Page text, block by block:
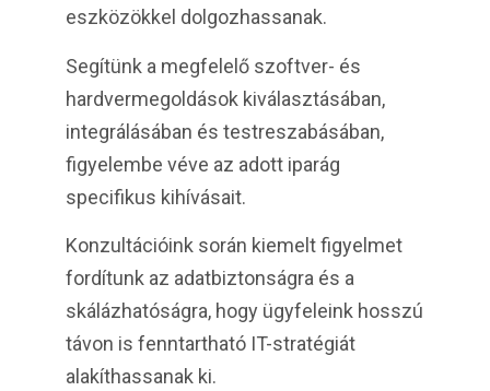
eszközökkel dolgozhassanak.
Segítünk a megfelelő szoftver- és
hardvermegoldások kiválasztásában,
integrálásában és testreszabásában,
figyelembe véve az adott iparág
specifikus kihívásait.
Konzultációink során kiemelt figyelmet
fordítunk az adatbiztonságra és a
skálázhatóságra, hogy ügyfeleink hosszú
távon is fenntartható IT-stratégiát
alakíthassanak ki.